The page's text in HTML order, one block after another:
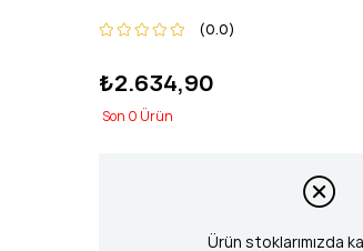
0.0
₺2.634,90
0
Ürün stoklarımızda